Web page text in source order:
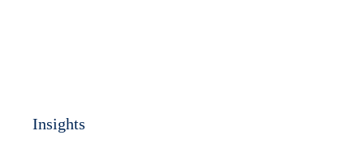
Insights